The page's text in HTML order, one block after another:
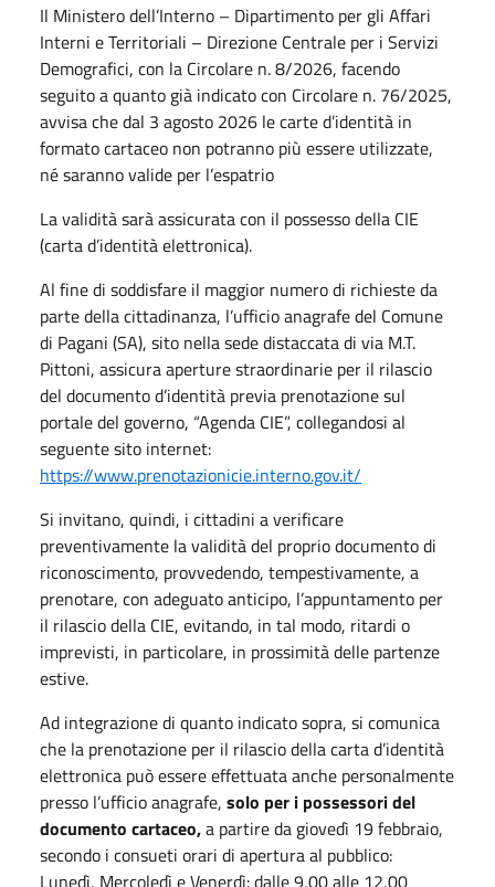
Il Ministero dell’Interno – Dipartimento per gli Affari
Interni e Territoriali – Direzione Centrale per i Servizi
Demografici, con la Circolare n. 8/2026, facendo
seguito a quanto già indicato con Circolare n. 76/2025,
avvisa che dal 3 agosto 2026 le carte d’identità in
formato cartaceo non potranno più essere utilizzate,
né saranno valide per l’espatrio
La validità sarà assicurata con il possesso della CIE
(carta d’identità elettronica).
Al fine di soddisfare il maggior numero di richieste da
parte della cittadinanza, l’ufficio anagrafe del Comune
di Pagani (SA), sito nella sede distaccata di via M.T.
Pittoni, assicura aperture straordinarie per il rilascio
del documento d’identità previa prenotazione sul
portale del governo, “Agenda CIE”, collegandosi al
seguente sito internet:
https://www.prenotazionicie.interno.gov.it/
Si invitano, quindi, i cittadini a verificare
preventivamente la validità del proprio documento di
riconoscimento, provvedendo, tempestivamente, a
prenotare, con adeguato anticipo, l’appuntamento per
il rilascio della CIE, evitando, in tal modo, ritardi o
imprevisti, in particolare, in prossimità delle partenze
estive.
Ad integrazione di quanto indicato sopra, si comunica
che la prenotazione per il rilascio della carta d’identità
elettronica può essere effettuata anche personalmente
presso l’ufficio anagrafe, solo per i possessori del
documento cartaceo,a partire da giovedì 19 febbraio,
secondo i consueti orari di apertura al pubblico:
Lunedì, Mercoledì e Venerdì: dalle 9,00 alle 12,00